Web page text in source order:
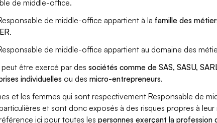
de middle-office.
de middle-office appartient à la famille des
.
de middle-office appartient au domaine des
être exercé par dessociétés comme de SAS, SASU,
individuelles ou desmicro-entrepreneurs.
et les femmes qui sont respectivement Responsable de
et sont donc exposés à des risques propres à leur
ici pour toutes lespersonnes exerçant la